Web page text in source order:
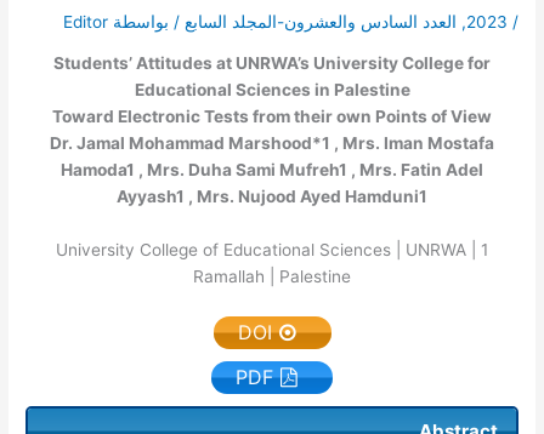
/
2023
, العدد السادس والعشرون-المجلد السابع / بواسطة Editor
Students’ Attitudes at UNRWA’s University College for
Educational Sciences in Palestine
Toward Electronic Tests from their own Points of View
Dr. Jamal Mohammad Marshood*1 , Mrs. Iman Mostafa
Hamoda1 , Mrs. Duha Sami Mufreh1 , Mrs. Fatin Adel
Ayyash1 , Mrs. Nujood Ayed Hamduni1
1
University College of Educational Sciences | UNRWA |
Ramallah | Palestine
DOI
PDF